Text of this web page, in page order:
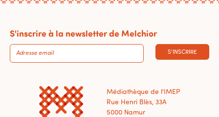
S'inscrire à la newsletter de Melchior
S'INSCRIRE
Médiathèque de l'IMEP
Rue Henri Blès, 33A
5000 Namur